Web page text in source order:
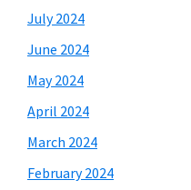
July 2024
June 2024
May 2024
April 2024
March 2024
February 2024